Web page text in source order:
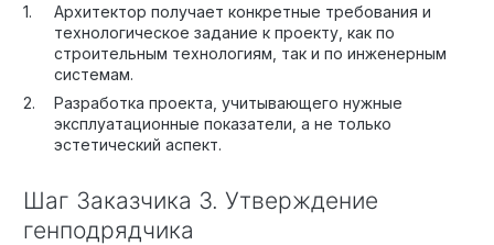
Архитектор получает конкретные требования и
технологическое задание к проекту, как по
строительным технологиям, так и по инженерным
системам.
Разработка проекта, учитывающего нужные
эксплуатационные показатели, а не только
эстетический аспект.
Шаг Заказчика 3. Утверждение
генподрядчика